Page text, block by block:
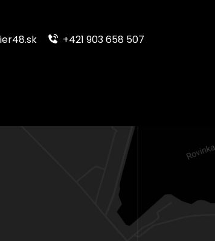
+421 903 658 507